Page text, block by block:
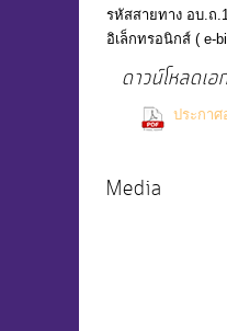
รหัสสายทาง อบ.ถ
อิเล็กทรอนิกส์ ( e-
ดาวน์โหลดเอ
ประกาศ
Media